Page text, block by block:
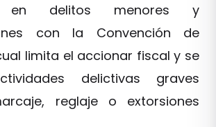
en delitos menores y
con la Convención de
limita el accionar fiscal y se
delictivas graves
reglaje o extorsiones